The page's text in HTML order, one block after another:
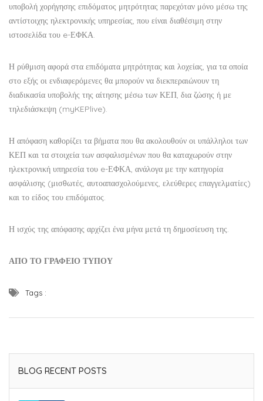
υποβολή χορήγησης επιδόματος μητρότητας παρεχόταν μόνο μέσω της
αντίστοιχης ηλεκτρονικής υπηρεσίας, που είναι διαθέσιμη στην
ιστοσελίδα του e-ΕΦΚΑ.
Η ρύθμιση αφορά στα επιδόματα μητρότητας και λοχείας, για τα οποία
στο εξής οι ενδιαφερόμενες θα μπορούν να διεκπεραιώνουν τη
διαδικασία υποβολής της αίτησης μέσω των ΚΕΠ, δια ζώσης ή με
τηλεδιάσκεψη (myKEPlive).
Η απόφαση καθορίζει τα βήματα που θα ακολουθούν οι υπάλληλοι των
ΚΕΠ και τα στοιχεία των ασφαλισμένων που θα καταχωρούν στην
ηλεκτρονική υπηρεσία του e-ΕΦΚΑ, ανάλογα με την κατηγορία
ασφάλισης (μισθωτές, αυτοαπασχολούμενες, ελεύθερες επαγγελματίες)
και το είδος του επιδόματος.
Η ισχύς της απόφασης αρχίζει ένα μήνα μετά τη δημοσίευση της.
ΑΠΟ ΤΟ ΓΡΑΦΕΙΟ ΤΥΠΟΥ
Tags :
BLOG RECENT POSTS